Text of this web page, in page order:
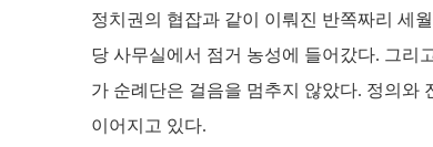
정치권의 협잡과 같이 이뤄진 반쪽짜리 세
당 사무실에서 점거 농성에 들어갔다. 그리
가 순례단은 걸음을 멈추지 않았다. 정의와
이어지고 있다.